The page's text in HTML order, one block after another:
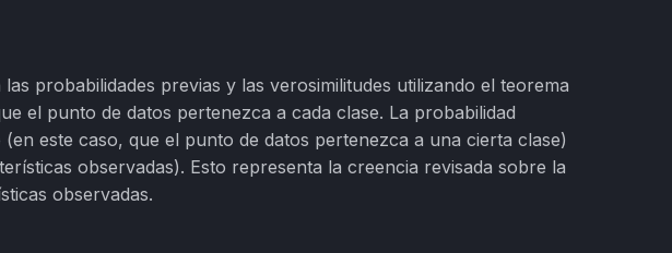
probabilidades previas y las verosimilitudes utilizando el teorema
el punto de datos pertenezca a cada clase. La probabilidad
este caso, que el punto de datos pertenezca a una cierta clase)
observadas). Esto representa la creencia revisada sobre la
observadas.